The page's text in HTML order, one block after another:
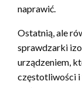
naprawić.
Ostatnią, ale
sprawdzarki
urządzeniem,
częstotliwości i